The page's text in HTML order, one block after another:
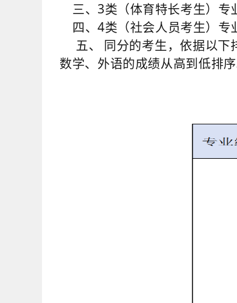
三、3类（体育特长考生） 专
四、4类（社会人员考生）
五、
同分的考生，依据以下
数学、外语的成绩从高到低排序